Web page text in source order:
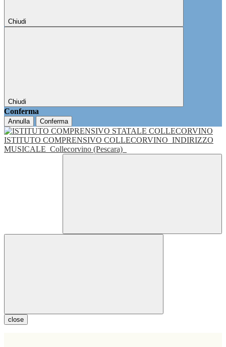
Chiudi
Chiudi
Conferma
Annulla Conferma
ISTITUTO COMPRENSIVO COLLECORVINO INDIRIZZO
MUSICALE Collecorvino (Pescara)
close